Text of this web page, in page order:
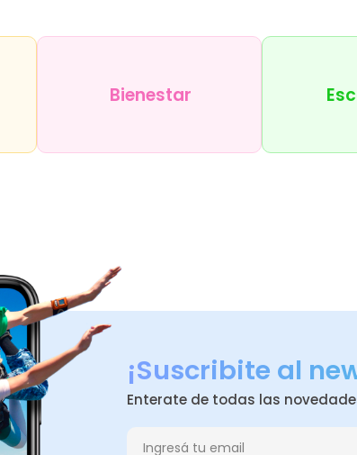
Bienestar
¡Suscribite al
Enterate de todas las